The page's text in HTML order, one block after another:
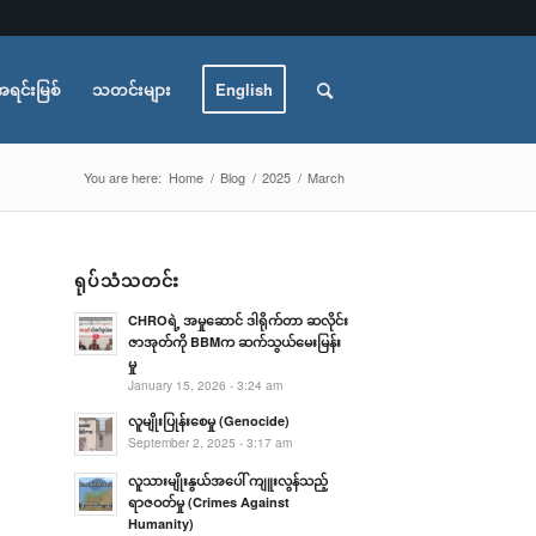
င်းမြစ် သတင်းများ English
You are here: Home / Blog / 2025 / March
ရုပ်သံသတင်း
CHROရဲ့ အမှုဆောင် ဒါရိုက်တာ ဆလိုင်း
ဇာအုတ်ကို BBMက ဆက်သွယ်မေးမြန်း
မှု
January 15, 2026 - 3:24 am
လူမျိုးပြုန်းစေမှု (Genocide)
September 2, 2025 - 3:17 am
လူသားမျိုးနွယ်အပေါ် ကျူးလွန်သည့်
ရာဇဝတ်မှု (Crimes Against
Humanity)